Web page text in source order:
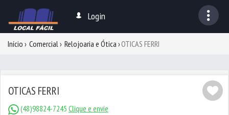
Login
Início Comercial Relojoaria e Ótica OTICAS FERRI
OTICAS FERRI
(48)98824-7245 Clique e envie